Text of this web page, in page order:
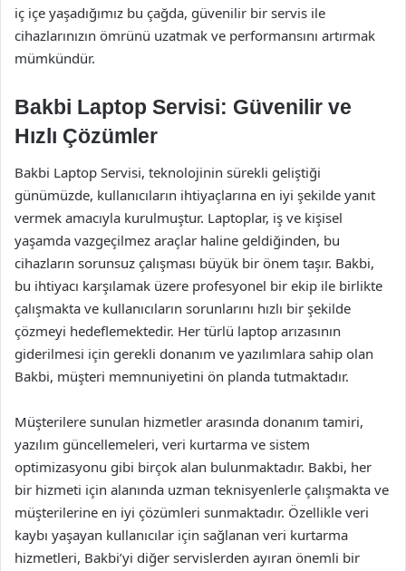
iç içe yaşadığımız bu çağda, güvenilir bir servis ile
cihazlarınızın ömrünü uzatmak ve performansını artırmak
mümkündür.
Bakbi Laptop Servisi: Güvenilir ve
Hızlı Çözümler
Bakbi Laptop Servisi, teknolojinin sürekli geliştiği
günümüzde, kullanıcıların ihtiyaçlarına en iyi şekilde yanıt
vermek amacıyla kurulmuştur. Laptoplar, iş ve kişisel
yaşamda vazgeçilmez araçlar haline geldiğinden, bu
cihazların sorunsuz çalışması büyük bir önem taşır. Bakbi,
bu ihtiyacı karşılamak üzere profesyonel bir ekip ile birlikte
çalışmakta ve kullanıcıların sorunlarını hızlı bir şekilde
çözmeyi hedeflemektedir. Her türlü laptop arızasının
giderilmesi için gerekli donanım ve yazılımlara sahip olan
Bakbi, müşteri memnuniyetini ön planda tutmaktadır.
Müşterilere sunulan hizmetler arasında donanım tamiri,
yazılım güncellemeleri, veri kurtarma ve sistem
optimizasyonu gibi birçok alan bulunmaktadır. Bakbi, her
bir hizmeti için alanında uzman teknisyenlerle çalışmakta ve
müşterilerine en iyi çözümleri sunmaktadır. Özellikle veri
kaybı yaşayan kullanıcılar için sağlanan veri kurtarma
hizmetleri, Bakbi’yi diğer servislerden ayıran önemli bir